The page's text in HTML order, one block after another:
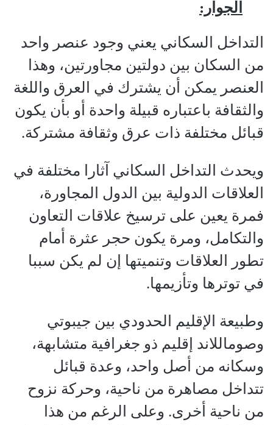
الجوار:
التداخل السكاني يعني وجود عنصر واحد
من السكان بين دولتين مجاورتين، وهذا
العنصر يمكن أن يشترك في العرق واللغة
والثقافة باعتباره قبيلة واحدة أو بأن يكون
قبائل مختلفة ذات عرق وثقافة مشتركة.
ويحدث التداخل السكاني آثارا مختلفة في
العلاقات الدولية بين الدول المجاورة،
فمرة يعين على ترسيخ علاقات التعاون
والتكامل، ومرة يكون حجر عثرة أمام
تطور العلاقات وتنميتها إن لم يكن سببا
في توترها وتأزيمها.
وطبيعة الإقليم الحدودي بين جيبوتي
وصوماللاند إقليم ذو جغرافية متشابهة،
وسكانه من أصل واحد، وعدة قبائل
تتداخل مصاهرة من ناحية، وحركة نزوح
من ناحية أخرى. وعلى الرغم من هذا